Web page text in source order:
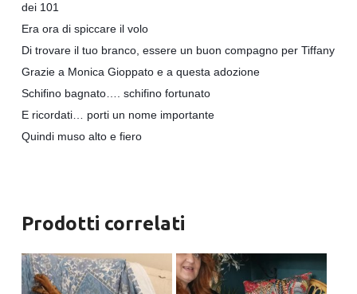
dei 101
Era ora di spiccare il volo
Di trovare il tuo branco, essere un buon compagno per Tiffany
Grazie a Monica Gioppato e a questa adozione
Schifino bagnato…. schifino fortunato
E ricordati… porti un nome importante
Quindi muso alto e fiero
Prodotti correlati